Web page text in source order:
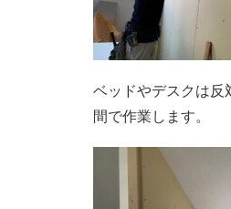
ベッドやデスクは反
間で作業します。